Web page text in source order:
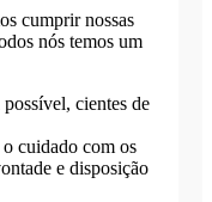
cumprir nossas
nós temos um
cientes de
cuidado com os
e disposição